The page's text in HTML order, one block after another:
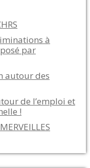
à
par
autour des
de l’emploi et
!